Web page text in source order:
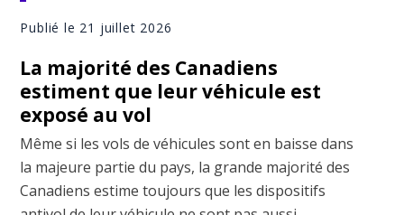
Publié le 21 juillet 2026
La majorité des Canadiens
estiment que leur véhicule est
exposé au vol
Même si les vols de véhicules sont en baisse dans
la majeure partie du pays, la grande majorité des
Canadiens estime toujours que les dispositifs